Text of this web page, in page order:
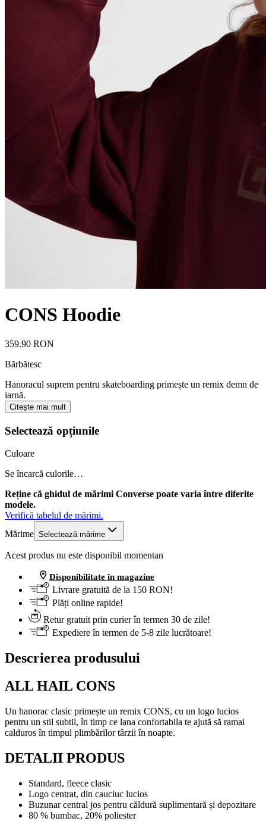
CONS Hoodie
359.90 RON
Bărbătesc
Hanoracul suprem pentru skateboarding primește un remix demn de
iarnă.
Citește mai mult
Selectează opțiunile
Culoare
Se încarcă culorile…
Reține că ghidul de mărimi Converse poate varia între diferite
modele.
Verifică tabelul de mărimi.
Mărime Selectează mărime
Acest produs nu este disponibil momentan
Disponibilitate în magazine
Livrare gratuită de la 150 RON!
Plăți online rapide!
Retur gratuit prin curier în termen 30 de zile!
Expediere în termen de 5-8 zile lucrătoare!
Descrierea produsului
ALL HAIL CONS
Un hanorac clasic primește un remix CONS, cu un logo lucios
pentru un stil subtil, în timp ce lana confortabila te ajută să ramai
calduros în timpul plimbărilor târzii în noapte.
DETALII PRODUS
Standard, fleece clasic
Logo centrat, din cauciuc lucios
Buzunar central jos pentru căldură suplimentară și depozitare
80 % bumbac, 20% poliester